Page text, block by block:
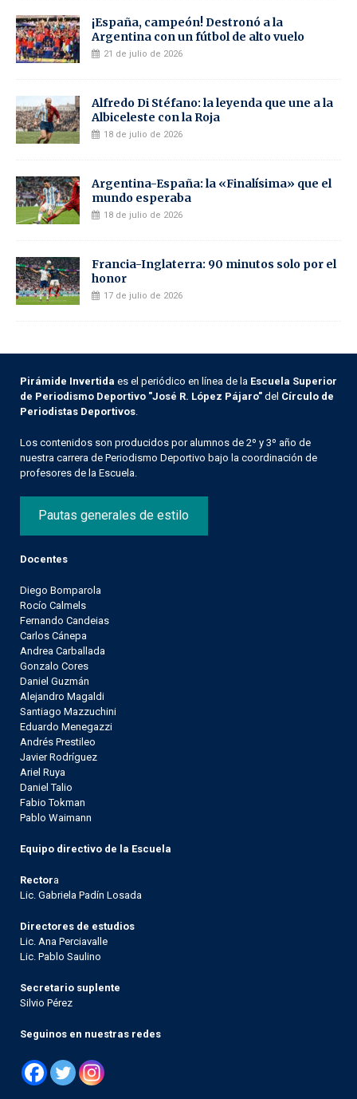
¡España, campeón! Destronó a la
Argentina con un fútbol de alto vuelo
21 de julio de 2026
Alfredo Di Stéfano: la leyenda que une a la
Albiceleste con la Roja
18 de julio de 2026
Argentina-España: la «Finalísima» que el
mundo esperaba
18 de julio de 2026
Francia-Inglaterra: 90 minutos solo por el
honor
17 de julio de 2026
Pirámide Invertida es el periódico en línea de la Escuela Superior
de Periodismo Deportivo "José R. López Pájaro" del Círculo de
Periodistas Deportivos
Los contenidos son producidos por alumnos de 2º y 3º año de
nuestra carrera de Periodismo Deportivo bajo la coordinación de
profesores de la Escuela.
Pautas generales de estilo
Docentes
Diego Bomparola
Rocío Calmels
Fernando Candeias
Carlos Cánepa
Andrea Carballada
Gonzalo Cores
Daniel Guzmán
Alejandro Magaldi
Santiago Mazzuchini
Eduardo Menegazzi
Andrés Prestileo
Javier Rodríguez
Ariel Ruya
Daniel Talio
Fabio Tokman
Pablo Waimann
Equipo directivo de la Escuela
Rectora
Lic. Gabriela Padín Losada
Directores de estudios
Lic. Ana Perciavalle
Lic. Pablo Saulino
Secretario suplente
Silvio Pérez
Seguinos en nuestras redes